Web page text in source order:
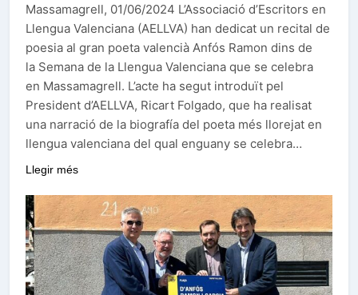
Massamagrell, 01/06/2024 L’Associació d’Escritors en
Llengua Valenciana (AELLVA) han dedicat un recital de
poesia al gran poeta valencià Anfós Ramon dins de
la Semana de la Llengua Valenciana que se celebra
en Massamagrell. L’acte ha segut introduït pel
President d’AELLVA, Ricart Folgado, que ha realisat
una narració de la biografía del poeta més llorejat en
llengua valenciana del qual enguany se celebra…
Llegir més